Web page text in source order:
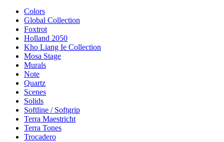
Colors
Global Collection
Foxtrot
Holland 2050
Kho Liang Ie Collection
Mosa Stage
Murals
Note
Quartz
Scenes
Solids
Softline / Softgrip
Terra Maestricht
Terra Tones
Trocadero